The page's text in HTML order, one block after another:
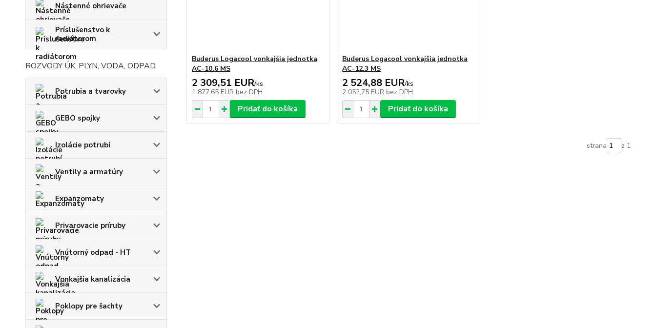
Nástenné ohrievače
Príslušenstvo k
radiátorom
ROZVODY ÚK, PLYN, VODA, ODPAD
Potrubia a tvarovky
GEBO spojky
Izolácie potrubí
Ventily a armatúry
Expanzomaty
Privarovacie príruby
Vnútorný odpad - HT
Vonkajšia kanalizácia
Poklopy pre šachty
Buderus Logacool vonkajšia jednotka
AC-10.6 MS
2 309,51 EUR/ks
1 877,65 EUR bez DPH
Pridať do košíka
Buderus Logacool vonkajšia jednotka
AC-12.3 MS
2 524,88 EUR/ks
2 052,75 EUR bez DPH
Pridať do košíka
strana z 1